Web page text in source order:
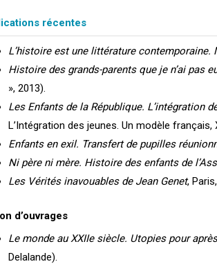
récentes
L’histoire est une littérature
Histoire des grands-parents que je n’ai pas
», 2013).
Les Enfants de la République. L’intégration
L’Intégration des jeunes. Un modèle
Enfants en exil. Transfert de pupilles
Ni père ni mère. Histoire des enfants de
Les Vérités inavouables de Jean Genet,
d’ouvrages
Le monde au XXIIe siècle. Utopies pour
Delalande).